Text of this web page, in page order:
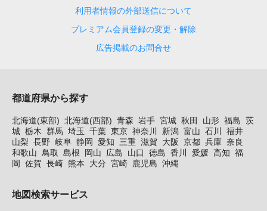
利用者情報の外部送信について
プレミアム会員登録の変更・解除
広告掲載のお問合せ
都道府県から探す
北海道(東部) 北海道(西部) 青森 岩手 宮城 秋田 山形 福島 茨
城 栃木 群馬 埼玉 千葉 東京 神奈川 新潟 富山 石川
福井
山梨 長野 岐阜 静岡 愛知 三重 滋賀 大阪 京都 兵庫 奈良
和歌山
鳥取 島根 岡山 広島 山口 徳島 香川 愛媛 高知 福
岡 佐賀 長崎 熊本 大分 宮崎 鹿児島 沖縄
地図検索サービス